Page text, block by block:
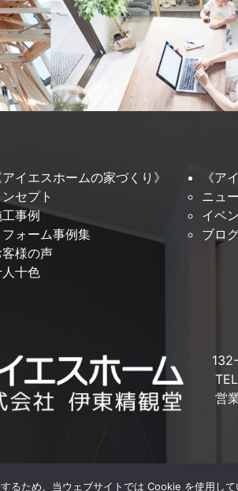
アイエスホームの家づくり》
セプト
事例
フォーム事例集
客様の声
十色
《ア
ニュ
イベ
ブロ
営
るため、当ウェブサイトでは Cookie を使用し